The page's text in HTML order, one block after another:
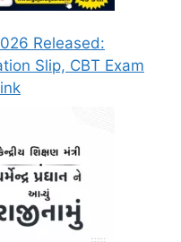
Released:
Slip, CBT Exam